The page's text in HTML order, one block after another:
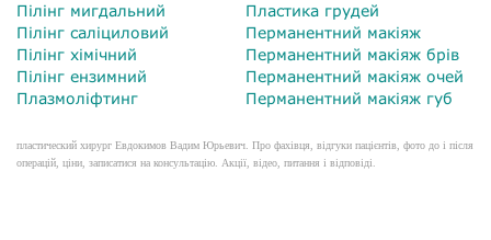
Пілінг мигдальний
Пілінг саліциловий
Пілінг хімічний
Пілінг ензимний
Плазмоліфтинг
Пластика грудей
Перманентний макіяж
Перманентний макіяж брів
Перманентний макіяж очей
Перманентний макіяж губ
пластический хирург Евдокимов Вадим Юрьевич. Про фахівця, відгуки пацієнтів, фото до і після
операцій, ціни, записатися на консультацію. Акції, відео, питання і відповіді.